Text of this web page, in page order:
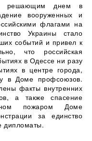
решающим днем в
вооруженных и
флагами на
Украины стало
событий и привел к
что российская
в Одессе ни разу
в центре города,
в Доме профсоюзов.
факты внутренних
а также спасение
пожаром Доме
за единство
дипломаты.